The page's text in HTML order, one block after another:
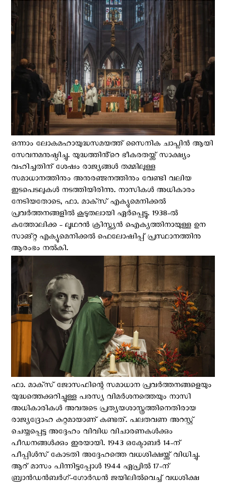
ഒന്നാം ലോകമഹായുദ്ധസമയത്ത് സൈനിക ചാപ്ലിൻ ആയി
സേവനമനുഷ്ഠിച്ചു. യുദ്ധത്തിൻ്റെ ഭീകരതയ്ക്ക് സാക്ഷ്യം
വഹിച്ചതിന് ശേഷം രാജ്യങ്ങൾ തമ്മിലുള്ള
സമാധാനത്തിനും അനുരഞ്ജനത്തിനും വേണ്ടി വലിയ
ഇടപെടലുകള്‍ നടത്തിയിരിന്നു. നാസികള്‍ അധികാരം
നേടിയതോടെ, ഫാ. മാക്‌സ് എക്യുമെനിക്കൽ
പ്രവർത്തനങ്ങളിൽ കൂടുതലായി ഏർപ്പെട്ടു. 1938-ൽ
കത്തോലിക്ക - ലൂഥറന്‍ ക്രിസ്ത്യൻ ഐക്യത്തിനായുള്ള ഉന
സാങ്‌റ്റ എക്യുമെനിക്കൽ ഫെലോഷിപ്പ് പ്രസ്ഥാനത്തിനു
ആരംഭം നല്‍കി.
ഫാ. മാക്‌സ് ജോസഫിന്റെ സമാധാന പ്രവർത്തനങ്ങളെയും
യുദ്ധത്തെക്കുറിച്ചുള്ള പരസ്യ വിമർശനത്തെയും നാസി
അധികാരികൾ അവരുടെ പ്രത്യയശാസ്ത്രത്തിനെതിരായ
രാജ്യദ്രോഹ കുറ്റമായാണ് കണ്ടത്. പലതവണ അറസ്റ്റ്
ചെയ്യപ്പെട്ട അദ്ദേഹം വിവിധ വിചാരണകള്‍ക്കും
പീഡനങ്ങള്‍ക്കും ഇരയായി. 1943 ഒക്ടോബർ 14-ന്
പീപ്പിൾസ് കോടതി അദ്ദേഹത്തെ വധശിക്ഷയ്ക്ക് വിധിച്ചു.
ആറ് മാസം പിന്നിട്ടപ്പോള്‍ 1944 ഏപ്രിൽ 17-ന്
ബ്രാൻഡൻബർഗ്-ഗോർഡൻ ജയിലിൽവെച്ച് വധശിക്ഷ